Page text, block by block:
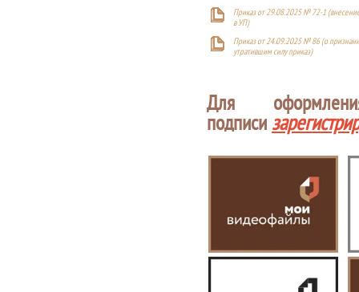
Приказ от 29.08.2025 № 72-1
в УП)
Приказ от 24.09.2025 № 86 (о
утратившим силу приказ)
Для
подписи